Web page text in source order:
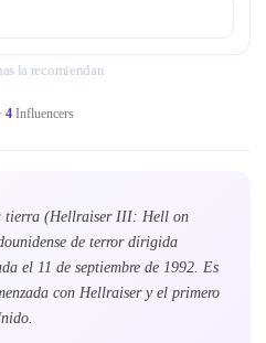
la recomiendan
· 4 Influencers
tierra (Hellraiser III: Hell on
de terror dirigida
el 11 de septiembre de 1992. Es
con Hellraiser y el primero